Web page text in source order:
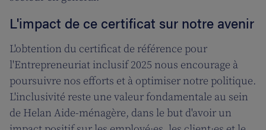
L'impact de ce certificat sur notre avenir
L'obtention du certificat de référence pour
l'Entrepreneuriat inclusif 2025 nous encourage à
poursuivre nos efforts et à optimiser notre politique.
L'inclusivité reste une valeur fondamentale au sein
de Helan Aide-ménagère, dans le but d'avoir un